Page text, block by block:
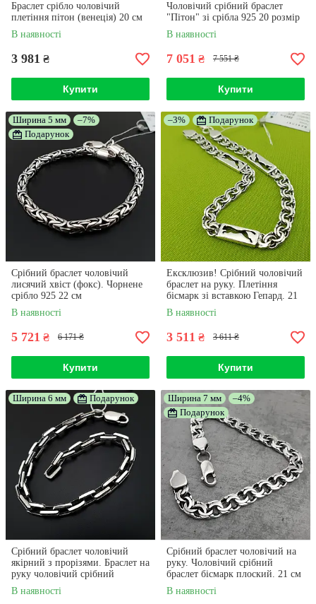
Браслет срібло чоловічий
плетіння пітон (венеція) 20 см
В наявності
3 981 ₴
Купити
Чоловічий срібний браслет
"Пітон" зі срібла 925 20 розмір
В наявності
7 051 ₴ 7 551 ₴
Купити
Ширина 5 мм
–7%
Подарунок
Срібний браслет чоловічий
лисячий хвіст (фокс). Чорнене
срібло 925 22 см
В наявності
5 721 ₴ 6 171 ₴
Купити
–3% Подарунок
Ексклюзив! Срібний чоловічий
браслет на руку. Плетіння
бісмарк зі вставкою Гепард. 21
см
В наявності
3 511 ₴ 3 611 ₴
Купити
Ширина 6 мм Подарунок
Срібний браслет чоловічий
якірний з прорізями. Браслет на
руку чоловічий срібний
плетіння якір. 21 см
В наявності
Ширина 7 мм
–4%
Подарунок
Срібний браслет чоловічий на
руку. Чоловічий срібний
браслет бісмарк плоский. 21 см
В наявності